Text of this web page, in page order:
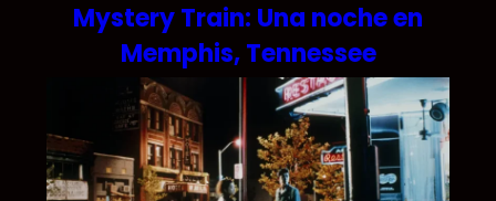
Mystery Train: Una noche en
Memphis, Tennessee